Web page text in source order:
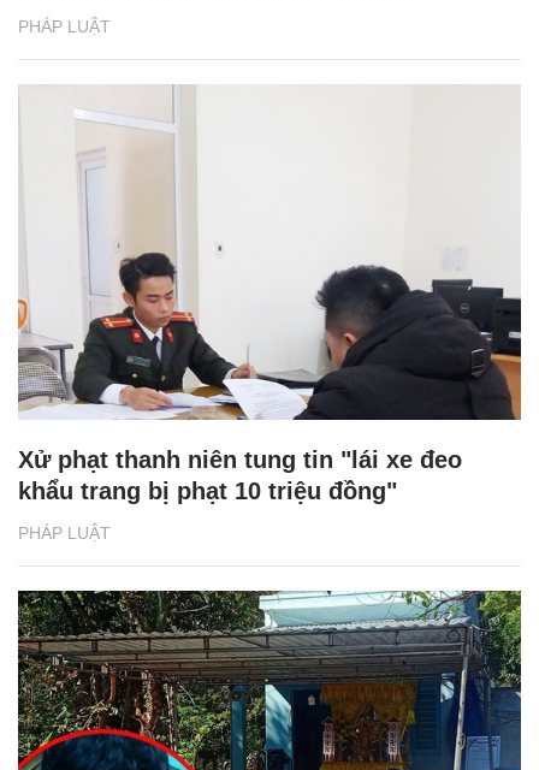
PHÁP LUẬT
PHÁP LUẬT
Xử phạt thanh niên tung tin "lái xe đeo
khẩu trang bị phạt 10 triệu đồng"